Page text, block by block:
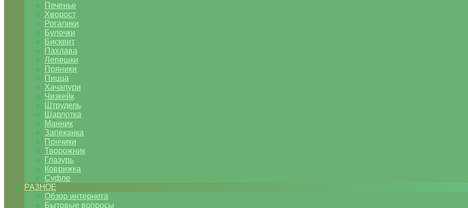
Печенье
Хворост
Рогалики
Булочки
Бисквит
Пахлава
Лепешки
Пряники
Пицца
Хачапури
Чизкейк
Штрудель
Шарлотка
Манник
Запеканка
Пончики
Творожник
Глазурь
Коврижка
Суфле
РАЗНОЕ
Обзор интернета
Бытовые вопросы